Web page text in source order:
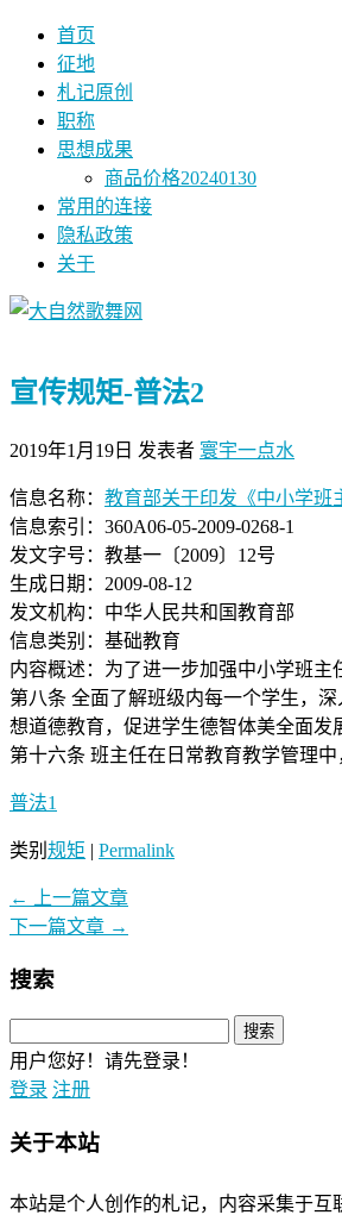
首页
征地
札记原创
职称
思想成果
商品价格20240130
常用的连接
隐私政策
关于
宣传规矩-普法2
2019年1月19日 发表者 寰宇一点水
信息名称： 教育部关于印发《中小学班
信息索引：360A06-05-2009-0268-1
发文字号：教基一〔2009〕12号
生成日期：2009-08-12
发文机构：中华人民共和国教育部
信息类别：基础教育
内容概述：为了进一步加强中小学班
第八条 全面了解班级内每一个学生，
想道德教育，促进学生德智体美全面发
第十六条 班主任在日常教育教学管理
普法1
类别 规矩 | Permalink
←
上一篇文章
下一篇文章 →
搜索
用户您好！请先登录！
登录 注册
关于本站
本站是个人创作的札记，内容采集于